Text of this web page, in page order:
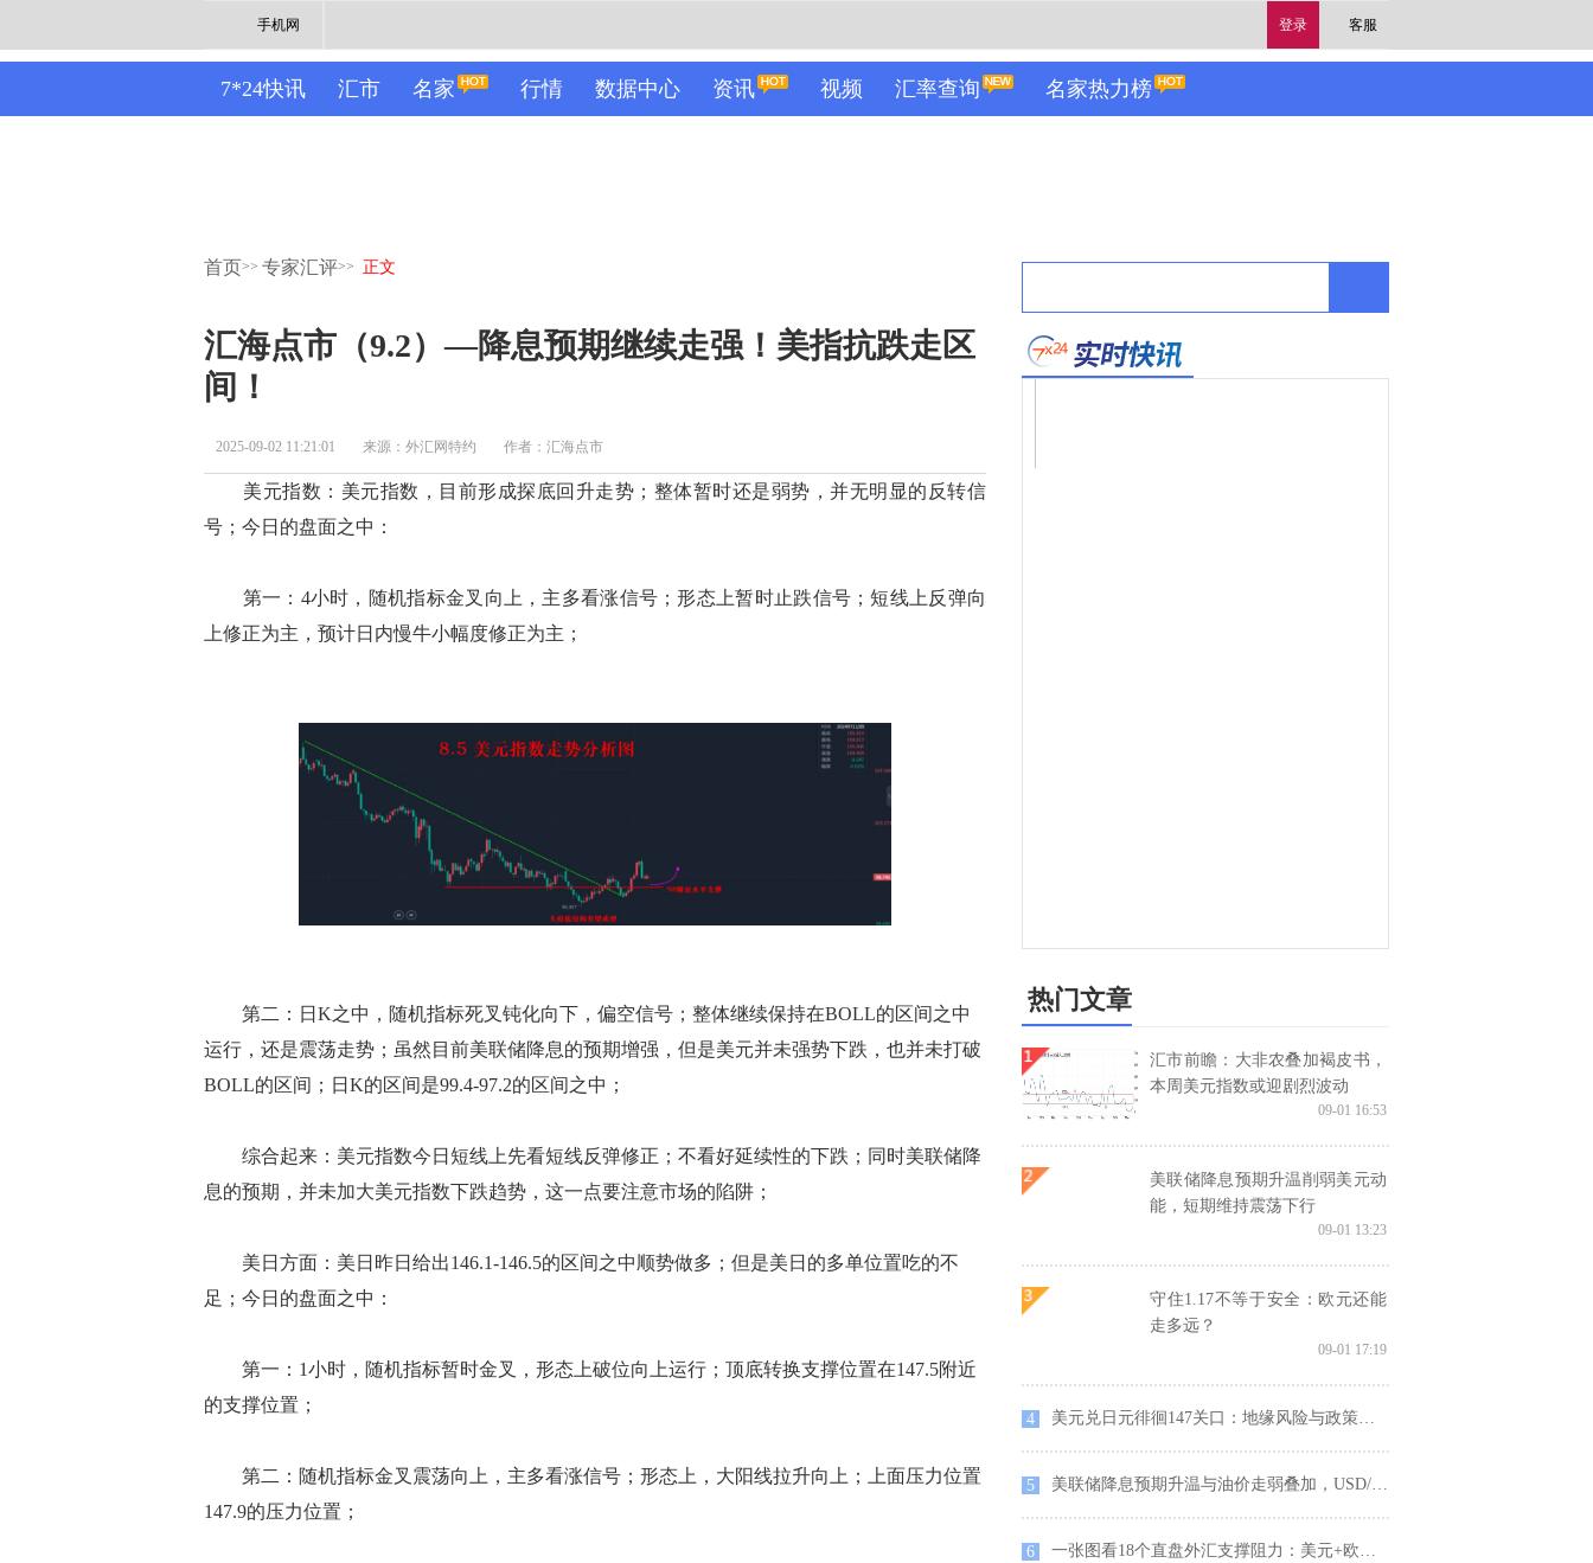
登录 客服
手机网
7*24快讯 汇市 名家 行情 数据中心 资讯 视频 汇率查询 名家热力榜
首页>> 专家汇评>> 正文
汇海点市（9.2）—降息预期继续走强！美指抗跌走区
间！
2025-09-02 11:21:01 来源：外汇网特约 作者：汇海点市
美元指数：美元指数，目前形成探底回升走势；整体暂时还是弱势，并无明显的反转信
号；今日的盘面之中：
第一：4小时，随机指标金叉向上，主多看涨信号；形态上暂时止跌信号；短线上反弹向
上修正为主，预计日内慢牛小幅度修正为主；
第二：日K之中，随机指标死叉钝化向下，偏空信号；整体继续保持在BOLL的区间之中
运行，还是震荡走势；虽然目前美联储降息的预期增强，但是美元并未强势下跌，也并未打破
BOLL的区间；日K的区间是99.4-97.2的区间之中；
综合起来：美元指数今日短线上先看短线反弹修正；不看好延续性的下跌；同时美联储降
息的预期，并未加大美元指数下跌趋势，这一点要注意市场的陷阱；
美日方面：美日昨日给出146.1-146.5的区间之中顺势做多；但是美日的多单位置吃的不
足；今日的盘面之中：
第一：1小时，随机指标暂时金叉，形态上破位向上运行；顶底转换支撑位置在147.5附近
的支撑位置；
第二：随机指标金叉震荡向上，主多看涨信号；形态上，大阳线拉升向上；上面压力位置
147.9的压力位置；
热门文章
汇市前瞻：大非农叠加褐皮书，
本周美元指数或迎剧烈波动
09-01 16:53
美联储降息预期升温削弱美元动
能，短期维持震荡下行
09-01 13:23
守住1.17不等于安全：欧元还能
走多远？
09-01 17:19
4 美元兑日元徘徊147关口：地缘风险与政策分歧支撑日元避险需求
5 美联储降息预期升温与油价走弱叠加，USD/CAD连续五日下跌至1.3740附近
6 一张图看18个直盘外汇支撑阻力：美元+欧系日系+商品货币+新兴货币(2025年9月1日)